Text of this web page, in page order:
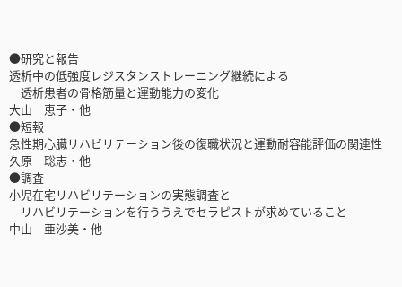
●研究と報告
透析中の低強度レジスタンストレーニング継続による
透析患者の骨格筋量と運動能力の変化
大山 恵子・他
●短報
急性期心臓リハビリテーション後の復職状況と運動耐容能評価の関連性
久原 聡志・他
●調査
小児在宅リハビリテーションの実態調査と
リハビリテーションを行ううえでセラピストが求めていること
中山 亜沙美・他